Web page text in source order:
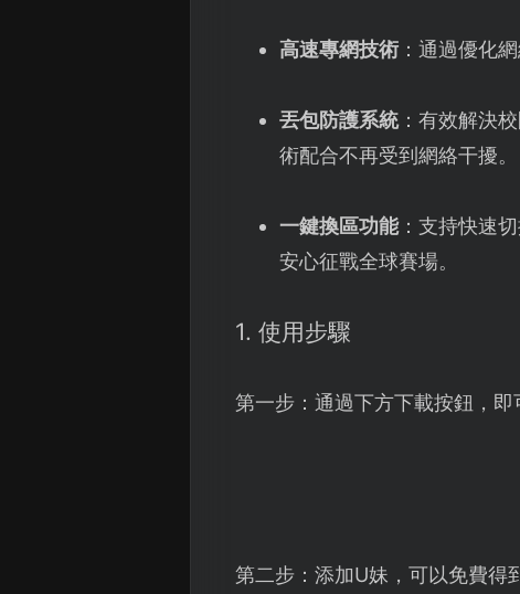
高速專網技術：通過優化
丟包防護系統：有效解決
術配合不再受到網絡干擾。
一鍵換區功能：支持快速
安心征戰全球賽場。
1. 使用步驟
第一步：通過下方下載按鈕，即
第二步：添加U妹，可以免費得